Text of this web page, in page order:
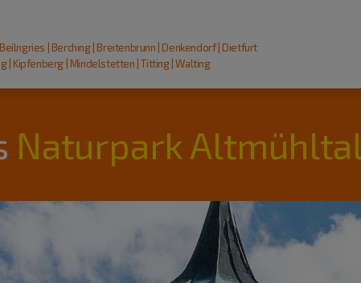
| Berching | Breitenbrunn | Denkendorf | Dietfurt
| Kipfenberg | Mindelstetten | Titting | Walting
Naturpark